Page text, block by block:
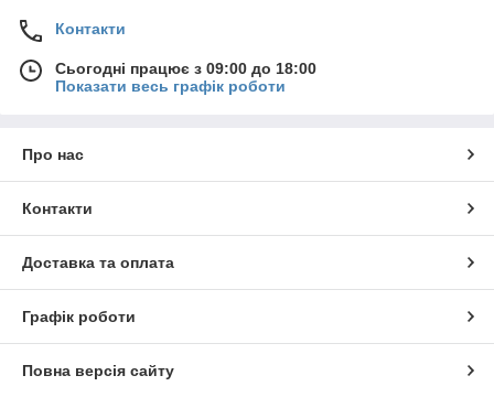
нержавіючої сталі та латуні, що забезпечує їхню
універсальність у різних умовах. Для посилення
Контакти
Сьогодні працює з 09:00 до 18:00
Показати весь графік роботи
Про нас
Контакти
Доставка та оплата
Графік роботи
Повна версія сайту